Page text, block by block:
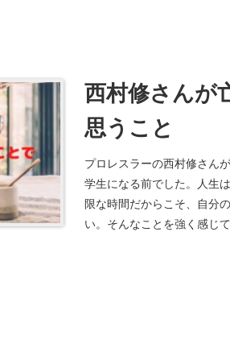
西村修さんが
思うこと
プロレスラーの西村修さん
学生になる前でした。人生
限な時間だからこそ、自分
い。そんなことを強く感じ